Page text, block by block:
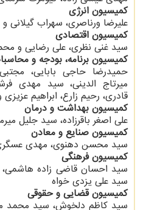
کمیسیون انرژی
علیرضا ورناصری، سهراب گیلانی
کمیسیون اقتصادی
سید غنی نظری، علی رضایی و
کمیسیون برنامه، بودجه و
حمیدرضا حاجی بابایی،
میرتاج الدینی، سید مهدی
قادری، رحیم زارع، ابراهیم
کمیسیون بهداشت و درمان
علی اصغر باقرزاده، سید جلیل
کمیسیون صنایع و معادن
سید محسن دهنوی، مهدی
کمیسیون فرهنگی
سید احسان قاضی زاده هاشمی،
سید علی یزدی خواه
کمیسیون قضایی و حقوقی
سید کاظم دلخوش، سید محمد